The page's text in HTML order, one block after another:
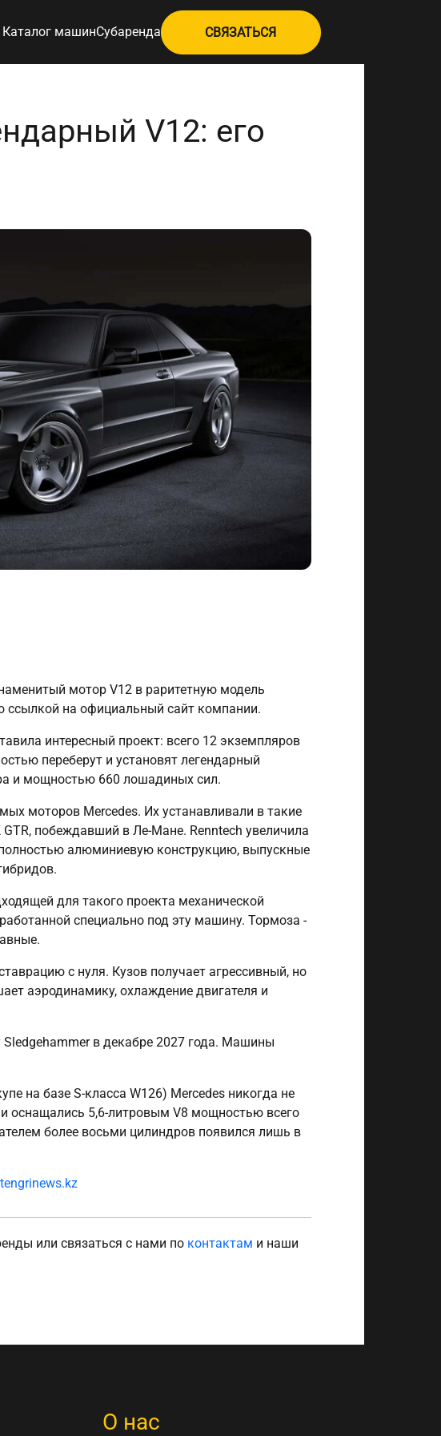
Каталог машинСубаренда СВЯЗАТЬСЯ
V12: его
мотор V12 в раритетную модель
ссылкой на официальный сайт компании.
интересный проект: всего 12 экземпляров
переберут и установят легендарный
и мощностью 660 лошадиных сил.
моторов Mercedes. Их устанавливали в такие
побеждавший в Ле-Мане. Renntech увеличила
алюминиевую конструкцию, выпускные
для такого проекта механической
специально под эту машину. Тормоза -
с нуля. Кузов получает агрессивный, но
аэродинамику, охлаждение двигателя и
Sledgehammer в декабре 2027 года. Машины
на базе S-класса W126) Mercedes никогда не
оснащались 5,6-литровым V8 мощностью всего
более восьми цилиндров появился лишь в
tengrinews.kz
или связаться с нами по контактам и наши
О нас